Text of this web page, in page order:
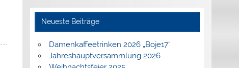
Neueste Beiträge
Damenkaffeetrinken 2026 „Boje17“
Jahreshauptversammlung 2026